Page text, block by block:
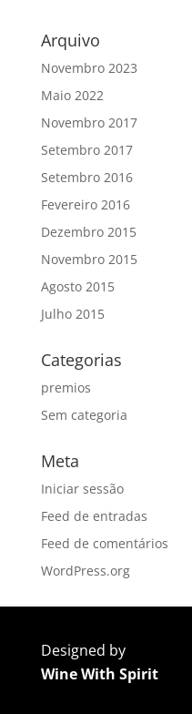
Arquivo
Novembro 2023
Maio 2022
Novembro 2017
Setembro 2017
Setembro 2016
Fevereiro 2016
Dezembro 2015
Novembro 2015
Agosto 2015
Julho 2015
Categorias
premios
Sem categoria
Meta
Iniciar sessão
Feed de entradas
Feed de comentários
WordPress.org
Designed by
Wine With Spirit